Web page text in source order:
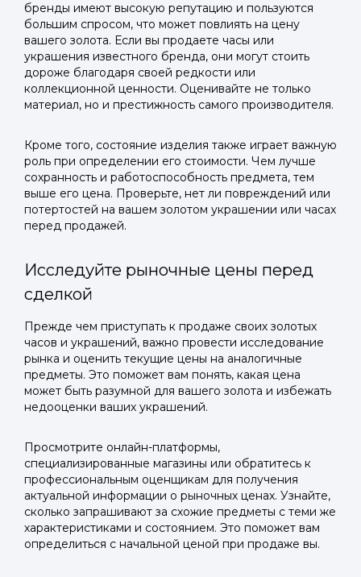
бренды имеют высокую репутацию и пользуются
большим спросом, что может повлиять на цену
вашего золота. Если вы продаете часы или
украшения известного бренда, они могут стоить
дороже благодаря своей редкости или
коллекционной ценности. Оценивайте не только
материал, но и престижность самого производителя.
Кроме того, состояние изделия также играет важную
роль при определении его стоимости. Чем лучше
сохранность и работоспособность предмета, тем
выше его цена. Проверьте, нет ли повреждений или
потертостей на вашем золотом украшении или часах
перед продажей.
Исследуйте рыночные цены перед
сделкой
Прежде чем приступать к продаже своих золотых
часов и украшений, важно провести исследование
рынка и оценить текущие цены на аналогичные
предметы. Это поможет вам понять, какая цена
может быть разумной для вашего золота и избежать
недооценки ваших украшений.
Просмотрите онлайн-платформы,
специализированные магазины или обратитесь к
профессиональным оценщикам для получения
актуальной информации о рыночных ценах. Узнайте,
сколько запрашивают за схожие предметы с теми же
характеристиками и состоянием. Это поможет вам
определиться с начальной ценой при продаже вы.